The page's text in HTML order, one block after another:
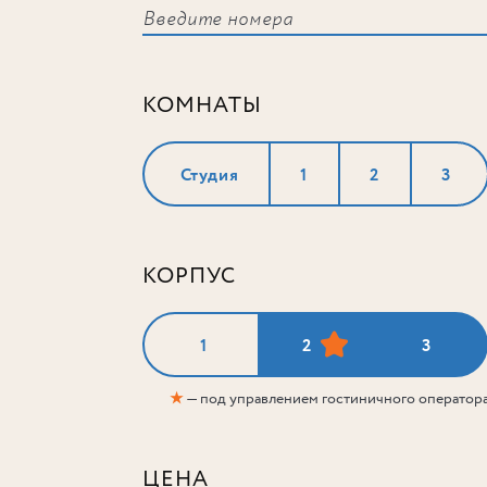
КОМНАТЫ
Студия 1 2 3
КОРПУС
1 2 3
★— под управлением гостиничного
ЦЕНА